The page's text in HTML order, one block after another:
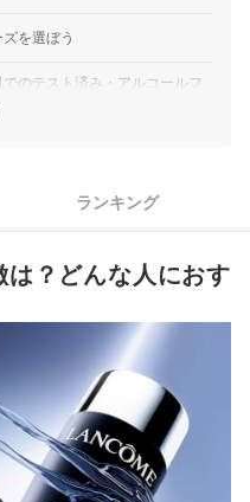
を選ぼう
のテスト済み・アルコールフ
ランキング
チェック！
ランキング
？どんな人におす